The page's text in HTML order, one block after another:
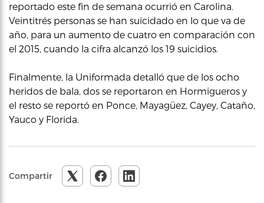
reportado este fin de semana ocurrió en Carolina.
Veintitrés personas se han suicidado en lo que va de
año, para un aumento de cuatro en comparación con
el 2015, cuando la cifra alcanzó los 19 suicidios.
Finalmente, la Uniformada detalló que de los ocho
heridos de bala, dos se reportaron en Hormigueros y
el resto se reportó en Ponce, Mayagüez, Cayey, Cataño,
Yauco y Florida.
Compartir